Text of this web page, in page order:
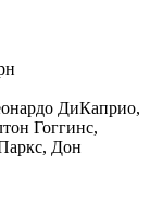
ДиКаприо,
Гоггинс,
Дон